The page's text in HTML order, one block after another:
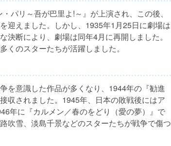
パリ～吾が巴里よ!～』が上演され、この後、
迎えました。しかし、1935年1月25日に劇場は
断により、劇場は同年4月に再開しました。
くのスターたちが活躍しました。
を意識した作品が多くなり、1944年の『勧進
収されました。1945年、日本の敗戦後にはア
年に『カルメン／春のをどり（愛の夢）』で
吹雪、淡島千景などのスターたちが戦争で傷つ